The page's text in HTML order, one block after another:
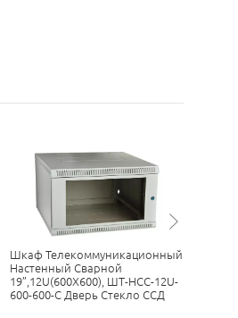
Шкаф Телекоммуникационный
Настенный Сварной
19”,12U(600X600), ШТ-НСС-12U-
600-600-С Дверь Стекло ССД